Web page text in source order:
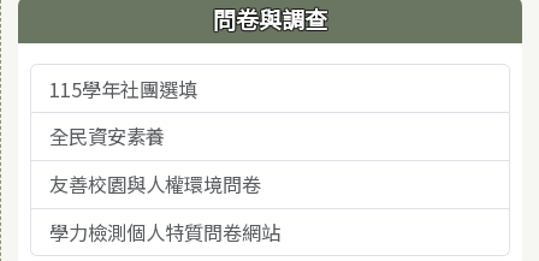
問卷與調查
115學年社團選填
全民資安素養
友善校園與人權環境問卷
學力檢測個人特質問卷網站